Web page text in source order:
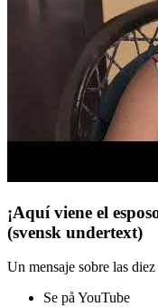
¡Aquí viene el
(svensk undertext)
Un mensaje sobre las
Se på YouTube